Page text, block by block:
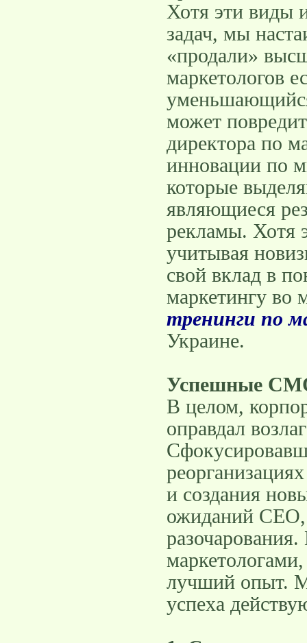
Хотя эти виды
задач, мы
«продали»
маркетологов
может
директора по
инновации по
которые
являющиеся
рекламы. Хотя
учитывая
свой вклад в
маркетингу во
тренинги по
Украине.
Успешные
В целом,
оправдал
и создания
ожиданий
лучший опыт.
успеха